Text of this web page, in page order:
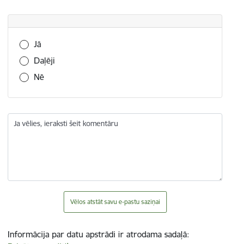
Vai šī informācija bija noderīga?
Jā
Daļēji
Nē
Ja vēlies, ieraksti šeit komentāru
Vēlos atstāt savu e-pastu saziņai
Informācija par datu apstrādi ir atrodama sadaļā: